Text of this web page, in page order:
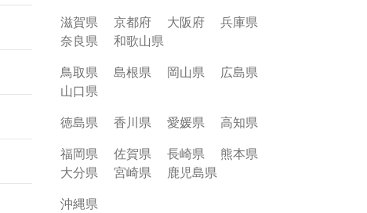
滋賀県
京都府 大阪府
兵庫県
奈良県
和歌山県
鳥取県
島根県 岡山県
広島県
山口県
徳島県
香川県 愛媛県
高知県
福岡県
佐賀県 長崎県
熊本県
大分県
宮崎県
鹿児島県
沖縄県